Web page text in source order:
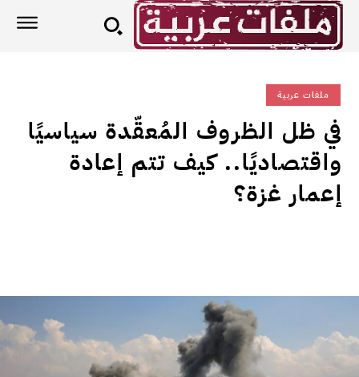
ملفات عربية
في ظل الظروف المُعقّدة سياسيًا
واقتصاديًا.. كيف تتم إعادة
إعمار غزة؟